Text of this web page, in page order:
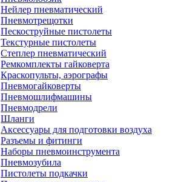
Нейлер пневматический
Пневмотрещотки
Пескоструйные пистолеты
Текстурные пистолеты
Степлер пневматический
Ремкомплекты гайковерта
Краскопульты, аэрографы
Пневмогайковерты
Пневмошлифмашины
Пневмодрели
Шланги
Аксессуары для подготовки воздуха
Разъемы и фитинги
Наборы пневмоинструмента
Пневмозубила
Пистолеты подкачки